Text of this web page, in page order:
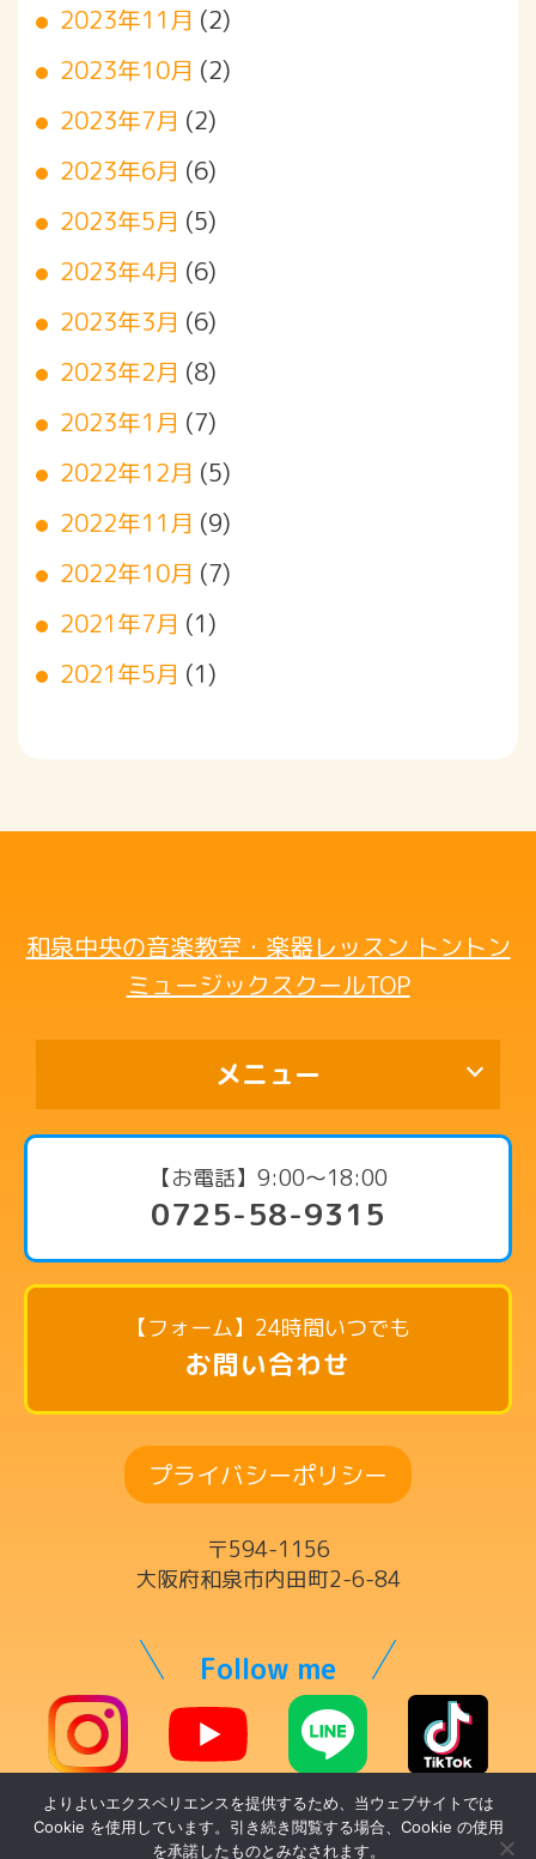
2023年11月 (2)
2023年10月 (2)
2023年7月 (2)
2023年6月 (6)
2023年5月 (5)
2023年4月 (6)
2023年3月 (6)
2023年2月 (8)
2023年1月 (7)
2022年12月 (5)
2022年11月 (9)
2022年10月 (7)
2021年7月 (1)
2021年5月 (1)
和泉中央の音楽教室・楽器レッスン トントン
ミュージックスクールTOP
メニュー
代表挨拶
コース・料金案内
ピアノコース
リトミックコース
英語リトミックコース
ドラムコース
ボーカルコース
ギター・ウクレレ・ベースコース
キーボードコース
ママの為の英語コース
チケット制レッスン
講師一覧
【お電話】9:00〜18:00
0725-58-9315
【フォーム】24時間いつでも
お問い合わせ
プライバシーポリシー
〒594-1156
大阪府和泉市内田町2-6-84
Follow me
© トントンミュージックスクール
よりよいエクスペリエンスを提供するため、当ウェブサイトでは
Cookie を使用しています。引き続き閲覧する場合、Cookie の使用
を承諾したものとみなされます。